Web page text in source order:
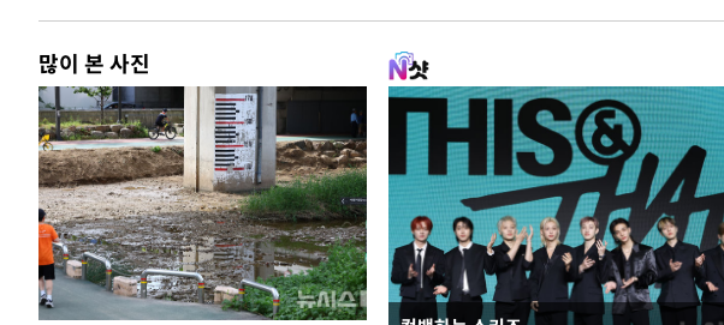
많이 본 사진